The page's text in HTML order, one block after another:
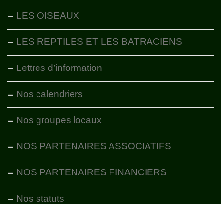
LES OISEAUX
LES REPTILES ET LES BATRACIENS
Lettres d’information
Nos calendriers
Nos groupes locaux
NOS PARTENAIRES ASSOCIATIFS
NOS PARTENAIRES FINANCIERS
Nos statuts